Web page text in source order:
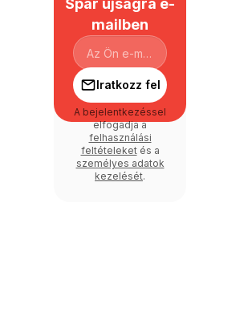
Spar újságra e-
mailben
Iratkozz fel
A bejelentkezéssel
elfogadja a
felhasználási
feltételeketés a
személyes adatok
kezelését.